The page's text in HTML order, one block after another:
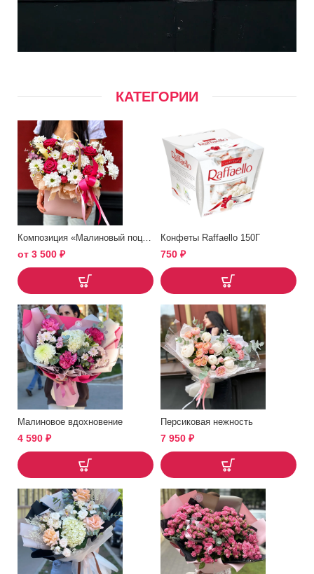
КАТЕГОРИИ
от 3 500 ₽
Конфеты Raffaello 150Г
750 ₽
Малиновое вдохновение
4 590 ₽
Персиковая нежность
7 950 ₽